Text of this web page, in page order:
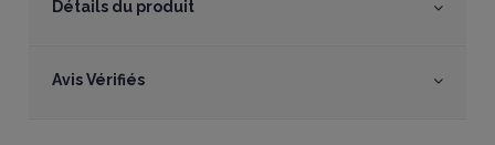
Détails du produit
Avis Vérifiés